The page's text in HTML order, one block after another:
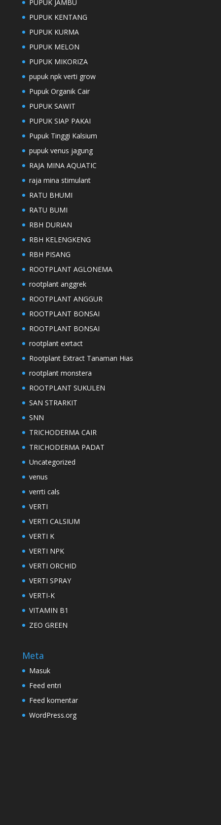
PUPUK JAMBU
PUPUK KENTANG
PUPUK KURMA
PUPUK MELON
PUPUK MIKORIZA
pupuk npk verti grow
Pupuk Organik Cair
PUPUK SAWIT
PUPUK SIAP PAKAI
Pupuk Tinggi Kalsium
pupuk venus jagung
RAJA MINA AQUATIC
raja mina stimulant
RATU BHUMI
RATU BUMI
RBH DURIAN
RBH KELENGKENG
RBH PISANG
ROOTPLANT AGLONEMA
rootplant anggrek
ROOTPLANT ANGGUR
ROOTPLANT BONSAI
ROOTPLANT BONSAI
rootplant exrtact
Rootplant Extract Tanaman Hias
rootplant monstera
ROOTPLANT SUKULEN
SAN STRARKIT
SNN
TRICHODERMA CAIR
TRICHODERMA PADAT
Uncategorized
venus
verrti cals
VERTI
VERTI CALSIUM
VERTI K
VERTI NPK
VERTI ORCHID
VERTI SPRAY
VERTI-K
VITAMIN B1
ZEO GREEN
Meta
Masuk
Feed entri
Feed komentar
WordPress.org